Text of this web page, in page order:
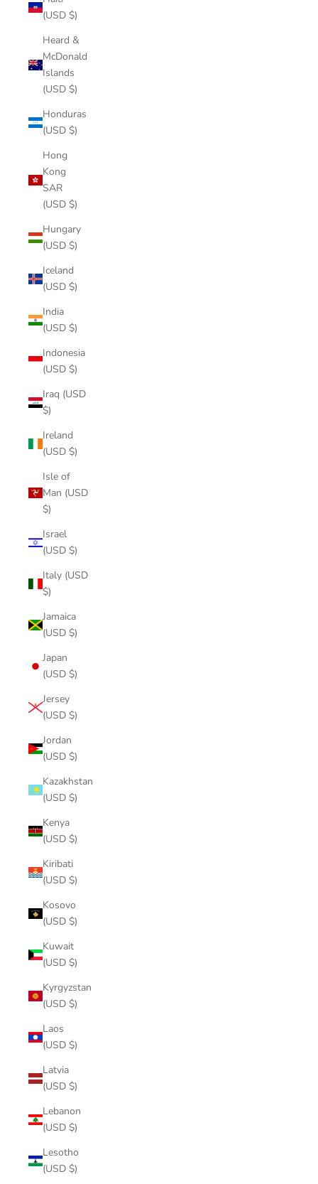
(USD $)
Heard &
McDonald
Islands
(USD $)
Honduras
(USD $)
Hong
Kong
SAR
(USD $)
Hungary
(USD $)
Iceland
(USD $)
India
(USD $)
Indonesia
(USD $)
Iraq (USD
$)
Ireland
(USD $)
Isle of
Man (USD
$)
Israel
(USD $)
Italy (USD
$)
Jamaica
(USD $)
Japan
(USD $)
Jersey
(USD $)
Jordan
(USD $)
Kazakhstan
(USD $)
Kenya
(USD $)
Kiribati
(USD $)
Kosovo
(USD $)
Kuwait
(USD $)
Kyrgyzstan
(USD $)
Laos
(USD $)
Latvia
(USD $)
Lebanon
(USD $)
Lesotho
(USD $)